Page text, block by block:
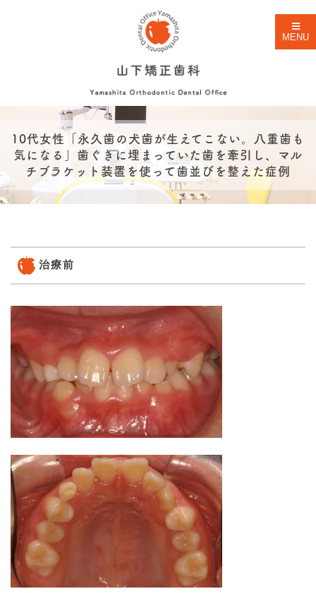
MENU
10代女性「永久歯の犬歯が生えてこない。八重歯も
気になる」歯ぐきに埋まっていた歯を牽引し、マル
チブラケット装置を使って歯並びを整えた症例
治療前